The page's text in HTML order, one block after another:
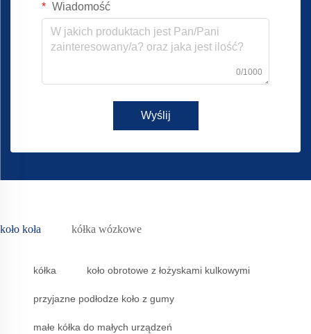
Wiadomość
0/1000
Wyślij
koło koła kółka wózkowe
kółka koło obrotowe z łożyskami kulkowymi
przyjazne podłodze koło z gumy
małe kółka do małych urządzeń